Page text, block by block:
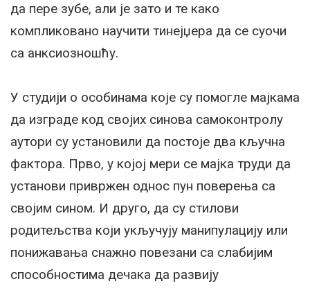
да пере зубе, али је зато и те како
компликовано научити тинејџера да се суочи
са анксиозношћу.
У студији о особинама које су помогле мајкама
да изграде код својих синова самоконтролу
аутори су установили да постоје два кључна
фактора. Прво, у којој мери се мајка труди да
установи привржен однос пун поверења са
својим сином. И друго, да су стилови
родитељства који укључују манипулацију или
понижавања снажно повезани са слабијим
способностима дечака да развију